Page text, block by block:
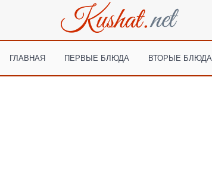
ГЛАВНАЯ ПЕРВЫЕ БЛЮДА ВТОРЫЕ БЛЮДА